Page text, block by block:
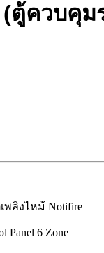
(ตู้ควบคุม
พลิงไหม้ Notifire
Panel 6 Zone